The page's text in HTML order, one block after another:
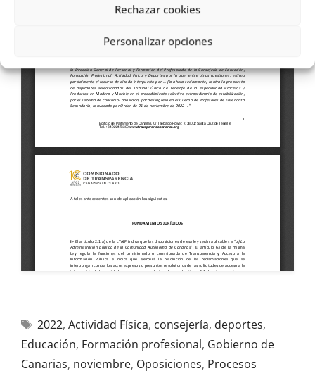
Rechazar cookies
Personalizar opciones
2022, Actividad Física, consejería, deportes,
Educación, Formación profesional, Gobierno de
Canarias, noviembre, Oposiciones, Procesos